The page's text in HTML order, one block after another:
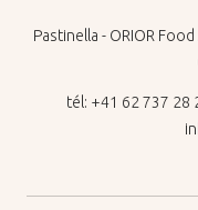
Pastinella - ORIOR Food
tél: +41 62 737 28